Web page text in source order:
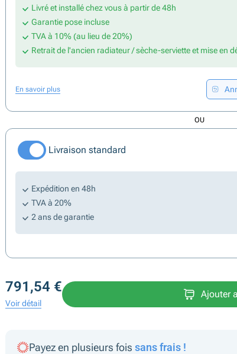
Livré et installé chez vous à partir de 48h
Garantie pose incluse
TVA à 10% (au lieu de 20%)
Retrait de l'ancien radiateur / sèche-serviette et mise en
En savoir plus
OU
Livraison standard
Expédition en 48h
TVA à 20%
2 ans de garantie
791,54 €
Voir détail
Ajouter
Payez en plusieurs fois sans frais !